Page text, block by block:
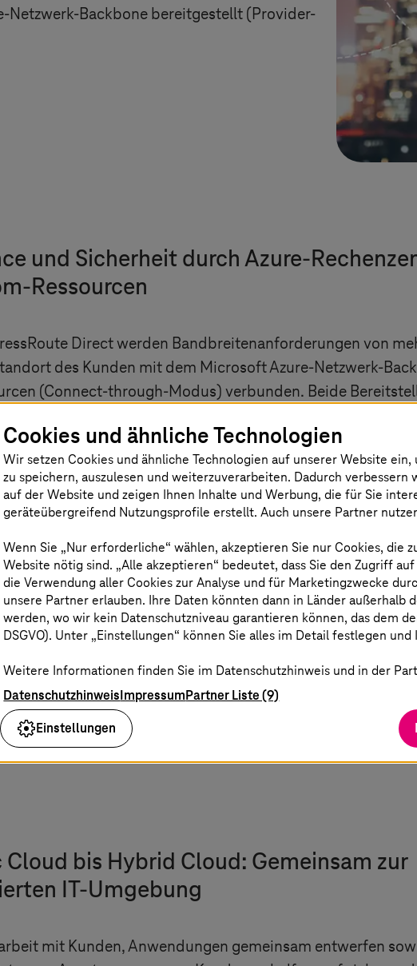
Netzwerk-Backbone bereitgestellt (Provider-
und Sicherheit durch Azure-
Ressourcen
Direct werden Bandbreitenanforderungen von
des Kunden mit dem Microsoft Azure-Netzwerk-
(Connect-through-Modus) verbunden. Beide
SLA-gesichertes, resilientes CloudConnect for Azure,
in großem Maßstab
Kunden
von der exzellenten Netzwerkplattform der
der Cloud zu betreiben und den Benutzern eine
Lösung für virtuelle Netzwerke: Es macht Site-2-Site-VPNs
und bietet die Premium-Bandbreite, die
helfen, gesetzliche und/oder sicherheitsrelevante
Cloud bis Hybrid Cloud: Gemeinsam zur
IT-Umgebung
mit Kunden, Anwendungen gemeinsam entwerfen
Cookies und ähnliche Technologien
Wir setzen Cookies und ähnliche Technologien auf unserer Website
zu speichern, auszulesen und weiterzuverarbeiten. Dadurch verbessern
auf der Website und zeigen Ihnen Inhalte und Werbung, die für Sie
geräteübergreifend Nutzungsprofile erstellt. Auch unsere Partner
Wenn Sie „Nur erforderliche“ wählen, akzeptieren Sie nur Cookies, die
Website nötig sind. „Alle akzeptieren“ bedeutet, dass Sie den Zugriff
die Verwendung aller Cookies zur Analyse und für Marketingzwecke
unsere Partner erlauben. Ihre Daten könnten dann in Länder außerhalb
werden, wo wir kein Datenschutzniveau garantieren können, das dem
DSGVO). Unter „Einstellungen“ können Sie alles im Detail festlegen
Weitere Informationen finden Sie im Datenschutzhinweis und in der
DatenschutzhinweisImpressumPartner Liste (9)
Einstellungen